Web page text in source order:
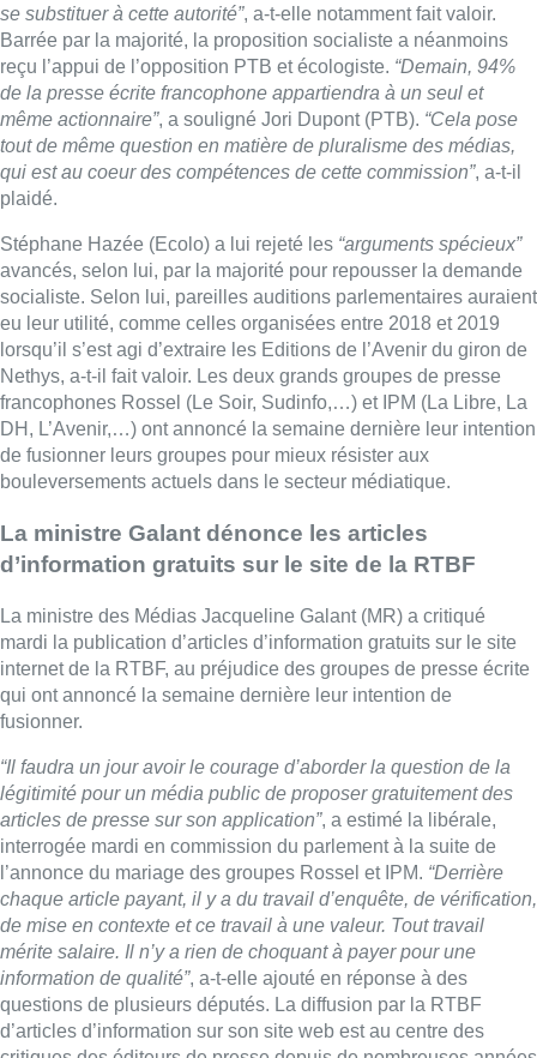
se substituer à cette autorité”, a-t-elle notamment fait valoir.
Barrée par la majorité, la proposition socialiste a néanmoins
reçu l’appui de l’opposition PTB et écologiste. “Demain, 94%
de la presse écrite francophone appartiendra à un seul et
même actionnaire”, a souligné Jori Dupont (PTB). “Cela pose
tout de même question en matière de pluralisme des médias,
qui est au coeur des compétences de cette commission”, a-t-il
plaidé.
Stéphane Hazée (Ecolo) a lui rejeté les “arguments spécieux”
avancés, selon lui, par la majorité pour repousser la demande
socialiste. Selon lui, pareilles auditions parlementaires auraient
eu leur utilité, comme celles organisées entre 2018 et 2019
lorsqu’il s’est agi d’extraire les Editions de l’Avenir du giron de
Nethys, a-t-il fait valoir. Les deux grands groupes de presse
francophones Rossel (Le Soir, Sudinfo,…) et IPM (La Libre, La
DH, L’Avenir,…) ont annoncé la semaine dernière leur intention
de fusionner leurs groupes pour mieux résister aux
bouleversements actuels dans le secteur médiatique.
La ministre Galant dénonce les articles
d’information gratuits sur le site de la RTBF
La ministre des Médias Jacqueline Galant (MR) a critiqué
mardi la publication d’articles d’information gratuits sur le site
internet de la RTBF, au préjudice des groupes de presse écrite
qui ont annoncé la semaine dernière leur intention de
fusionner.
“Il faudra un jour avoir le courage d’aborder la question de la
légitimité pour un média public de proposer gratuitement des
articles de presse sur son application”, a estimé la libérale,
interrogée mardi en commission du parlement à la suite de
l’annonce du mariage des groupes Rossel et IPM. “Derrière
chaque article payant, il y a du travail d’enquête, de vérification,
de mise en contexte et ce travail à une valeur. Tout travail
mérite salaire. Il n’y a rien de choquant à payer pour une
information de qualité”, a-t-elle ajouté en réponse à des
questions de plusieurs députés. La diffusion par la RTBF
d’articles d’information sur son site web est au centre des